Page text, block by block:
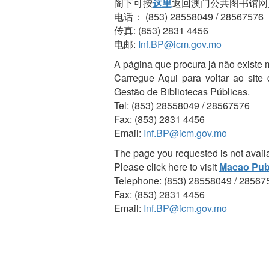
电话： (853) 28558049 / 28567576
传真: (853) 2831 4456
电邮: Inf.BP@icm.gov.mo
A página que procura já não existe
Carregue Aqui para voltar ao
Gestão de Bibliotecas Públicas.
Tel: (853) 28558049 / 28567576
Fax: (853) 2831 4456
Email: Inf.BP@icm.gov.mo
The page you requested is not
Please click here to visit Macao
Telephone: (853) 28558049 /
Fax: (853) 2831 4456
Email: Inf.BP@icm.gov.mo